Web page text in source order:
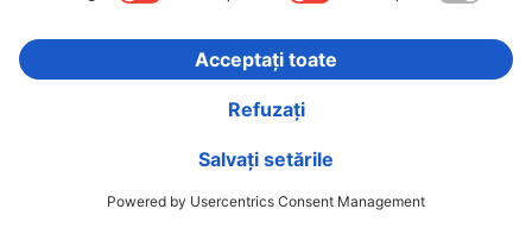
Variante: Lungime (2)